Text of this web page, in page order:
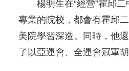
楊明生在“經營”霍邱
專業的院校，都會有霍邱
美院學習深造。同時，他
了以亞運會、全運會冠軍